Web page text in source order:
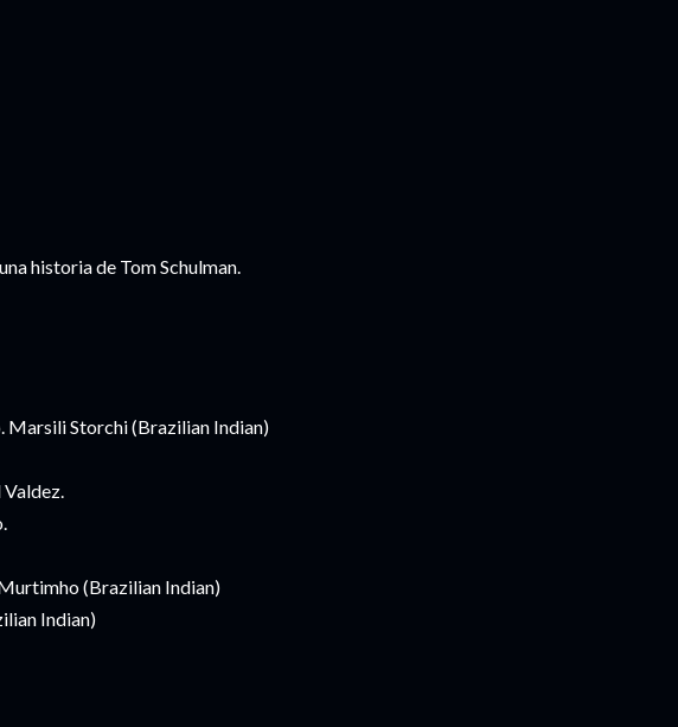
historia de Tom Schulman.
Marsili Storchi (Brazilian Indian)
(Brazilian Indian)
Indian)